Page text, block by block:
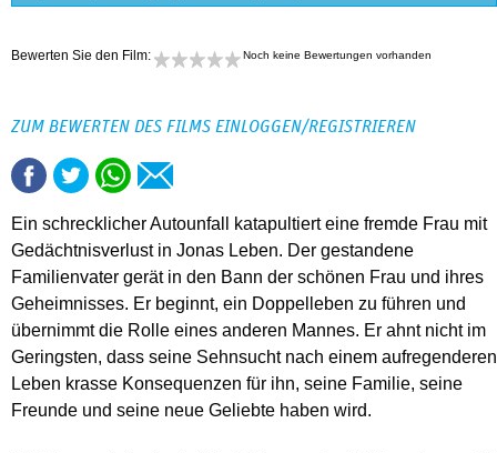
Bewerten Sie den Film: Noch keine Bewertungen vorhanden
ZUM BEWERTEN DES FILMS EINLOGGEN/REGISTRIEREN
Ein schrecklicher Autounfall katapultiert eine fremde Frau mit
Gedächtnisverlust in Jonas Leben. Der gestandene
Familienvater gerät in den Bann der schönen Frau und ihres
Geheimnisses. Er beginnt, ein Doppelleben zu führen und
übernimmt die Rolle eines anderen Mannes. Er ahnt nicht im
Geringsten, dass seine Sehnsucht nach einem aufregenderen
Leben krasse Konsequenzen für ihn, seine Familie, seine
Freunde und seine neue Geliebte haben wird.